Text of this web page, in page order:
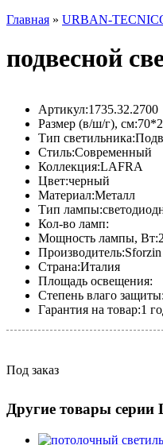
Главная » URBAN-
подвесной
Артикул:1735.32.2700
Размер (в/ш/г), см:
Тип светильника:
Стиль:Современный
Коллекция:LAFRA
Цвет:черный
Материал:Металл
Тип лампы:
Кол-во ламп:
Мощность лампы, Вт:
Производитель:
Страна:Италия
Площадь освещения:
Степень влаго защиты:
Гарантия на товар:1
Под заказ
Другие товары серии